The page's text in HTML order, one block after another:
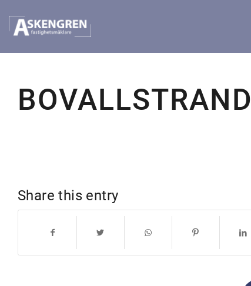
BOVALLSTRAND
Share this entry